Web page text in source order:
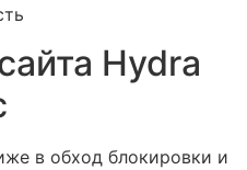
Hydra
в обход блокировки и